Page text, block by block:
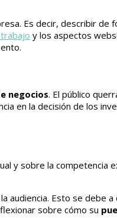
Es decir, describir de
y los aspectos
negocios. El público
en la decisión de los
y sobre la
audiencia. Esto se debe
sobre cómo su